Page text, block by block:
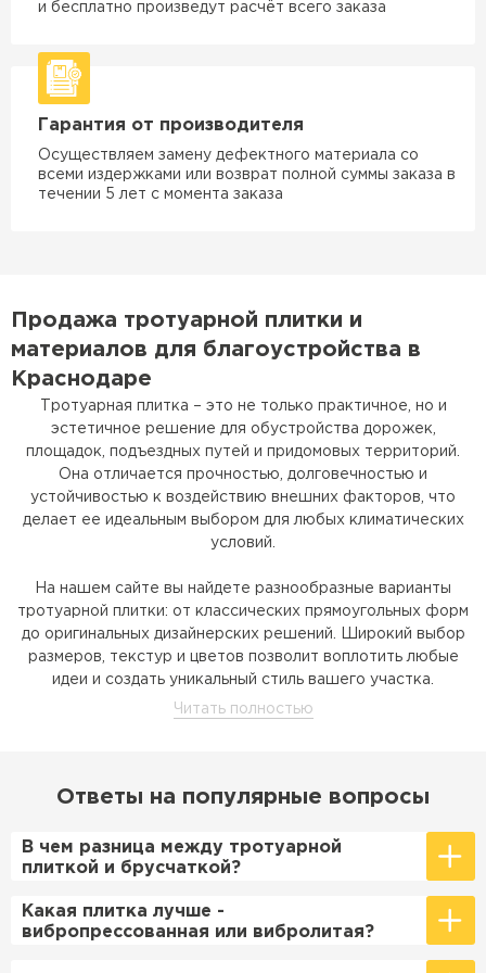
и бесплатно произведут расчёт всего заказа
Гарантия от производителя
Осуществляем замену дефектного материала со
всеми издержками или возврат полной суммы заказа в
течении 5 лет с момента заказа
Продажа тротуарной плитки и
материалов для благоустройства в
Краснодаре
Тротуарная плитка – это не только практичное, но и
эстетичное решение для обустройства дорожек,
площадок, подъездных путей и придомовых территорий.
Она отличается прочностью, долговечностью и
устойчивостью к воздействию внешних факторов, что
делает ее идеальным выбором для любых климатических
условий.
На нашем сайте вы найдете разнообразные варианты
тротуарной плитки: от классических прямоугольных форм
до оригинальных дизайнерских решений. Широкий выбор
размеров, текстур и цветов позволит воплотить любые
идеи и создать уникальный стиль вашего участка.
Среди ключевых преимуществ тротуарной плитки по
Долговечность и прочность. Плитка устойчива к
Ответы на популярные вопросы
В чем разница между тротуарной
плиткой и брусчаткой?
Брусчаткой обычно называют плитку небольших размеров,
толщина которых сопоставима с длиной и шириной (она
считается более прочной, чем тротуарная плитка больших
Какая плитка лучше -
вибропрессованная или вибролитая?
Вибропрессованная плитка отличается высокой прочностью,